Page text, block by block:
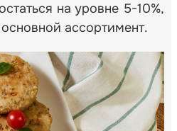
на уровне 5-10%,
ассортимент.